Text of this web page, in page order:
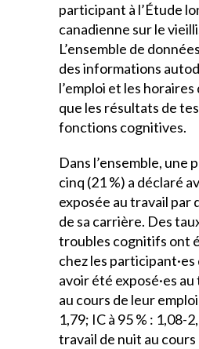
participant à l’Étude
canadienne sur le
L’ensemble de
des informations
l’emploi et les
que les résultats de
fonctions cognitives.
Dans l’ensemble, une
cinq (21 %) a déclaré
exposée au travail par
de sa carrière. Des
troubles cognitifs ont
chez les
avoir été exposé·es
au cours de leur
1,79; IC à 95 % : 1,08-
travail de nuit au